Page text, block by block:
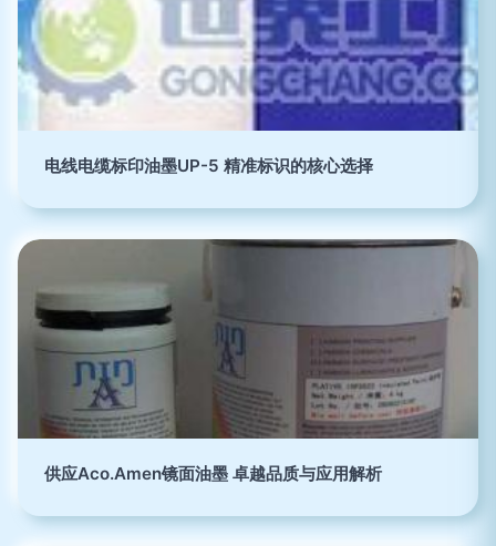
电线电缆标印油墨UP-5 精准标识的核心选择
供应Aco.Amen镜面油墨 卓越品质与应用解析